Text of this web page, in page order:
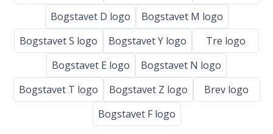
Bogstavet D logo
Bogstavet M logo
Bogstavet S logo
Bogstavet Y logo
Tre logo
Bogstavet E logo
Bogstavet N logo
Bogstavet T logo
Bogstavet Z logo
Brev logo
Bogstavet F logo